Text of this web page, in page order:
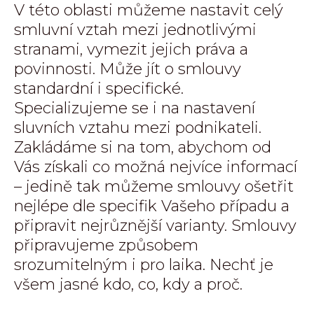
V této oblasti můžeme nastavit celý
smluvní vztah mezi jednotlivými
stranami, vymezit jejich práva a
povinnosti. Může jít o smlouvy
standardní i specifické.
Specializujeme se i na nastavení
sluvních vztahu mezi podnikateli.
Zakládáme si na tom, abychom od
Vás získali co možná nejvíce informací
– jedině tak můžeme smlouvy ošetřit
nejlépe dle specifik Vašeho případu a
připravit nejrůznější varianty. Smlouvy
připravujeme způsobem
srozumitelným i pro laika. Nechť je
všem jasné kdo, co, kdy a proč.